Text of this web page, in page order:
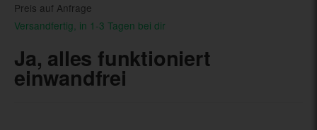
Preis auf Anfrage
Versandfertig, in 1-3 Tagen bei dir
Ja, alles funktioniert
einwandfrei